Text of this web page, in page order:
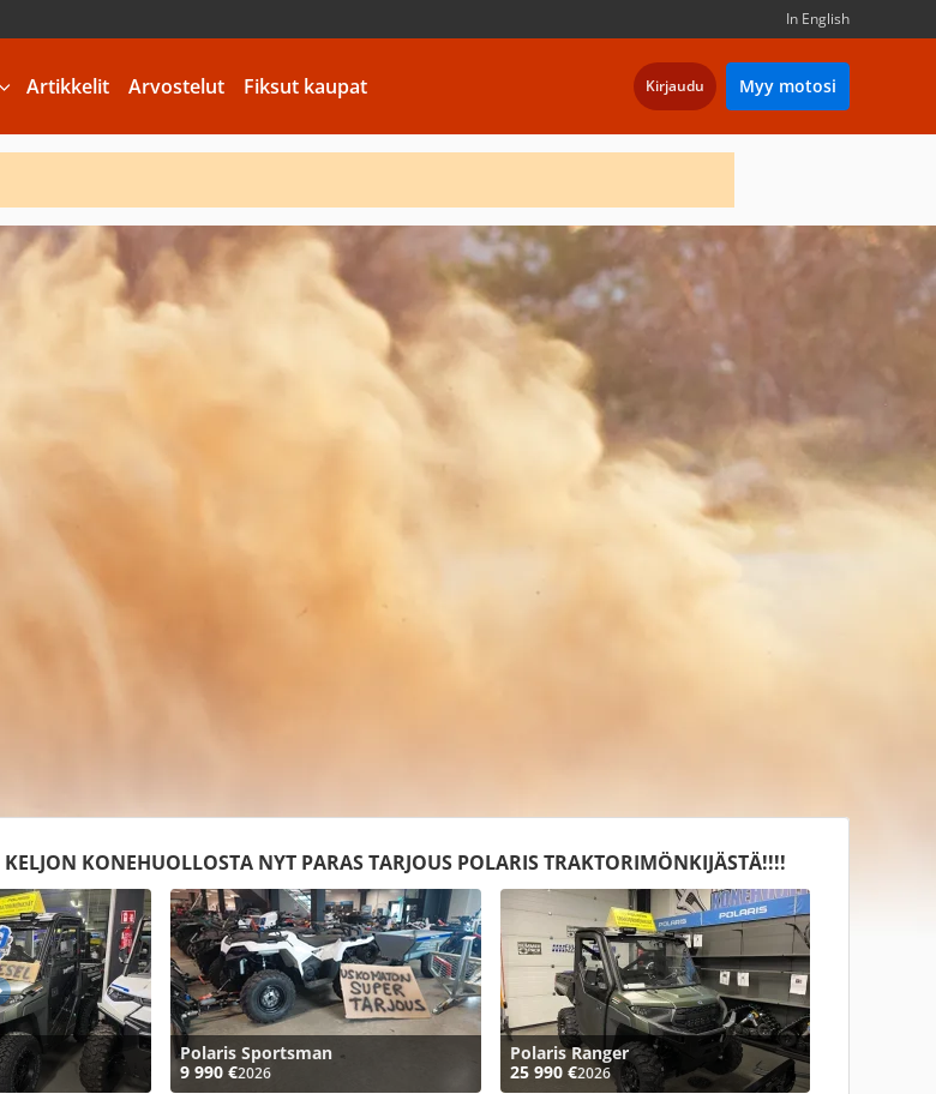
In English
Artikkelit Arvostelut Fiksut kaupat Kirjaudu Myy motosi
KELJON KONEHUOLLOSTA NYT PARAS TARJOUS POLARIS TRAKTORIMÖNKIJÄSTÄ!!!!
Polaris Sportsman
9 990 €2026
Polaris Ranger
25 990 €2026